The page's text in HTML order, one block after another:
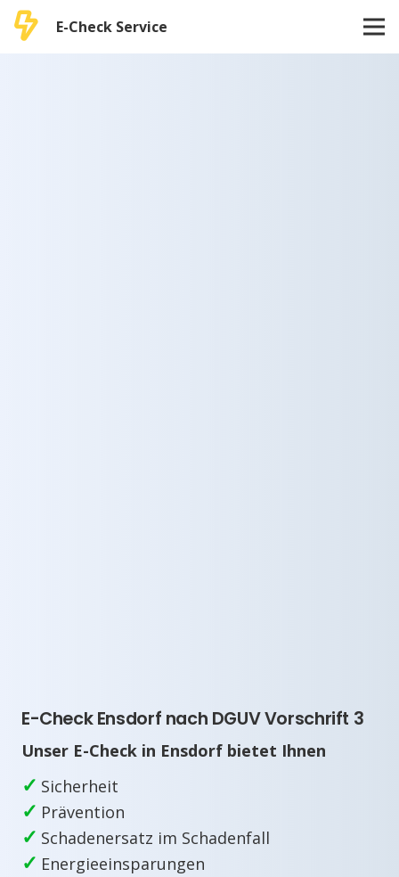
E-Check Service
E-Check Ensdorf nach DGUV Vorschrift 3
Unser E-Check in Ensdorf bietet Ihnen
✓ Sicherheit
✓ Prävention
✓ Schadenersatz im Schadenfall
✓ Energieeinsparungen